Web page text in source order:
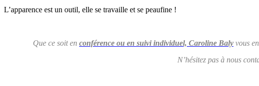
L’apparence est un outil, elle se travaille et se peaufine !
Que ce soit en conférence ou en suivi individuel, Caroline Baly vous
N’hésitez pas à nous